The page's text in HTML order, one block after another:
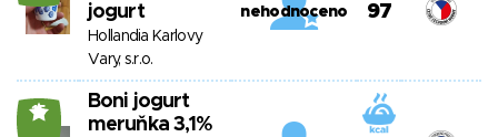
jogurt
Hollandia Karlovy
Vary, s.r.o.
nehodnoceno 97
15
Boni jogurt
meruňka 3,1%